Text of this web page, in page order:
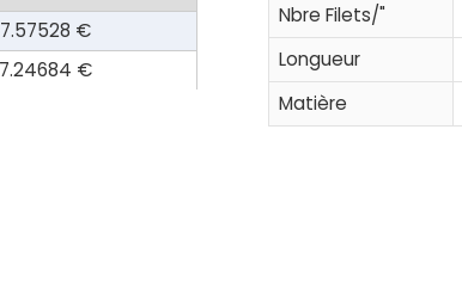
€
€
Nbre Filets/"
Longueur
Matière